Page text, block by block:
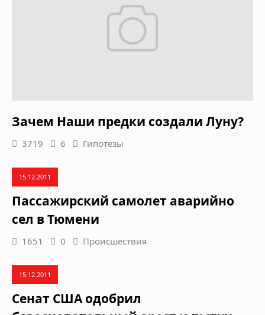
Зачем Наши предки создали Луну?
3719 6 Гипотезы
15.12.2011
Пассажирский самолет аварийно
сел в Тюмени
1651 0 Происшествия
15.12.2011
Сенат США одобрил